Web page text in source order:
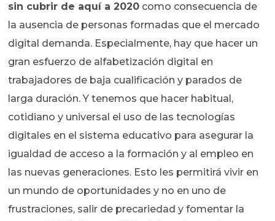
sin cubrir de aquí a 2020 como consecuencia de
la ausencia de personas formadas que el mercado
digital demanda. Especialmente, hay que hacer un
gran esfuerzo de alfabetización digital en
trabajadores de baja cualificación y parados de
larga duración. Y tenemos que hacer habitual,
cotidiano y universal el uso de las tecnologías
digitales en el sistema educativo para asegurar la
igualdad de acceso a la formación y al empleo en
las nuevas generaciones. Esto les permitirá vivir en
un mundo de oportunidades y no en uno de
frustraciones, salir de precariedad y fomentar la